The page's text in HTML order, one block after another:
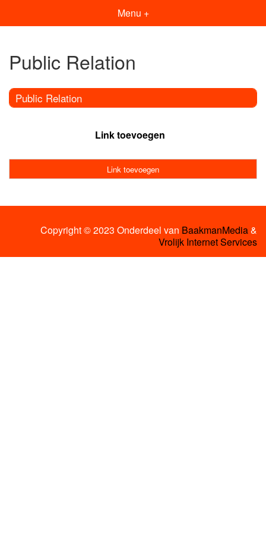
Menu +
Public Relation
Public Relation
Link toevoegen
Link toevoegen
Copyright © 2023 Onderdeel van BaakmanMedia&
Vrolijk Internet Services